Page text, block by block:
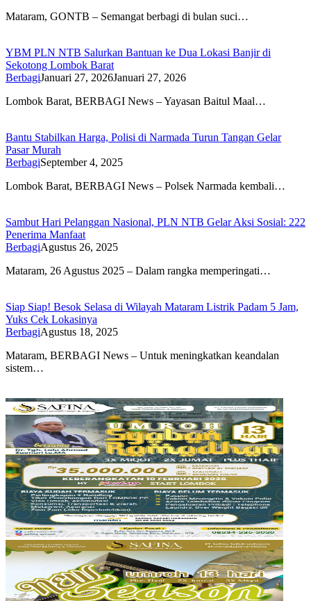
Mataram, GONTB – Semangat berbagi di bulan suci…
YBM PLN NTB Salurkan Bantuan ke Dua Lokasi Banjir di
Sekotong Lombok Barat
BerbagiJanuari 27, 2026Januari 27, 2026
Lombok Barat, BERBAGI News – Yayasan Baitul Maal…
Bantu Stabilkan Harga, Polisi di Narmada Turun Tangan Gelar
Pasar Murah
BerbagiSeptember 4, 2025
Lombok Barat, BERBAGI News – Polsek Narmada kembali…
Sambut Hari Pelanggan Nasional, PLN NTB Gelar Aksi Sosial: 222
Penerima Manfaat
BerbagiAgustus 26, 2025
Mataram, 26 Agustus 2025 – Dalam rangka memperingati…
Siap Siap! Besok Selasa di Wilayah Mataram Listrik Padam 5 Jam,
Yuks Cek Lokasinya
BerbagiAgustus 18, 2025
Mataram, BERBAGI News – Untuk meningkatkan keandalan
sistem…